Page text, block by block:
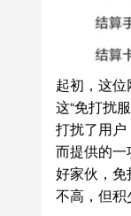
起初，这
这“免打扰
打扰了用
而提供的一
好家伙，
不高，但积